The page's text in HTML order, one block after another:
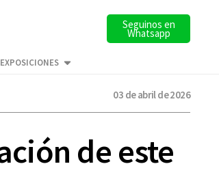
Seguinos en
Whatsapp
03 de abril de 2026
de este